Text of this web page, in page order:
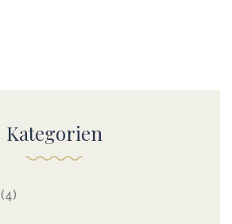
Kategorien
(4)